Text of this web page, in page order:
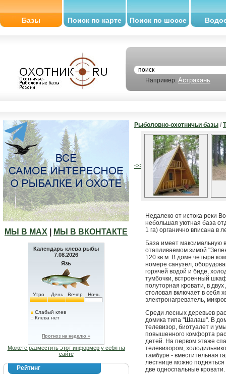
Базы Поиск по карте Поиск по шоссе
Например: Астрахань
МЫ В МАХ МЫ В ВКОНТАКТЕ
Календарь клева рыбы
7.08.2026
Язь
Утро День Вечер Ночь
Слабый клев
Клева нет
Прогноз на неделю »
Можете разместить этот информер у себя на
сайте
Рейтинг
Рыболовно-охотничьи базы /
<<
Недалеко от истока реки
небольшая уютная база
1 га) органично вписана в
База имеет максимальную
отапливаемом зимой
120 кв.м. В доме четыре
номере санузел,
горячей водой и биде,
тумбочки, встроенный
полуторная кровати, в
столовая включает в себя
электронагреватель,
Среди лесных деревьев
домика типа "Шалаш". В
телевизор, биотуалет и
повышенного комфорта
детей. На первом этаже
телевизором,
тамбуре - вместительная
лестнице можно
две односпальные